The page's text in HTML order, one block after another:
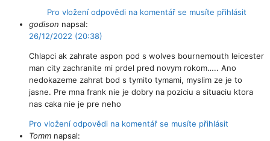
Pro vložení odpovědi na komentář se musíte přihlásit
godison napsal:
26/12/2022 (20:38)
Chlapci ak zahrate aspon pod s wolves bournemouth leicester
man city zachranite mi prdel pred novym rokom….. Ano
nedokazeme zahrat bod s tymito tymami, myslim ze je to
jasne. Pre mna frank nie je dobry na poziciu a situaciu ktora
nas caka nie je pre neho
Pro vložení odpovědi na komentář se musíte přihlásit
Tomm napsal: